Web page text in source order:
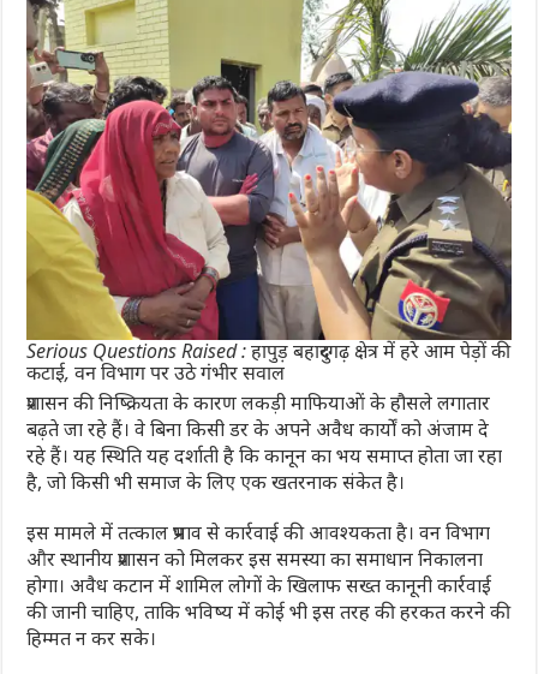
Serious Questions Raised : हापुड़ बहादुरगढ़ क्षेत्र में हरे आम पेड़ों की
कटाई, वन विभाग पर उठे गंभीर सवाल
प्रशासन की निष्क्रियता के कारण लकड़ी माफियाओं के हौसले लगातार
बढ़ते जा रहे हैं। वे बिना किसी डर के अपने अवैध कार्यों को अंजाम दे
रहे हैं। यह स्थिति यह दर्शाती है कि कानून का भय समाप्त होता जा रहा
है, जो किसी भी समाज के लिए एक खतरनाक संकेत है।
इस मामले में तत्काल प्रभाव से कार्रवाई की आवश्यकता है। वन विभाग
और स्थानीय प्रशासन को मिलकर इस समस्या का समाधान निकालना
होगा। अवैध कटान में शामिल लोगों के खिलाफ सख्त कानूनी कार्रवाई
की जानी चाहिए, ताकि भविष्य में कोई भी इस तरह की हरकत करने की
हिम्मत न कर सके।